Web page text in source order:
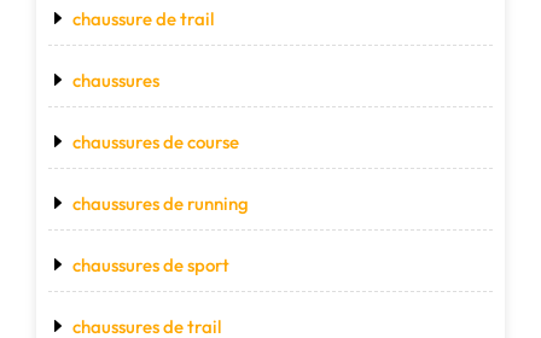
chaussure de trail
chaussures
chaussures de course
chaussures de running
chaussures de sport
chaussures de trail